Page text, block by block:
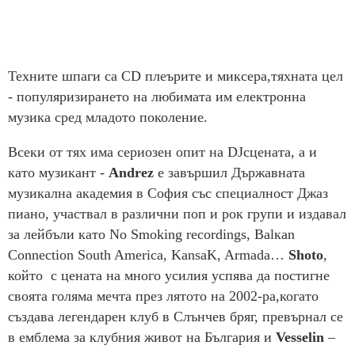
Техните шпаги са CD плеърите и миксера,тяхната цел
- популяризирането на любимата им електронна
музика сред младото поколение.
Всеки от тях има сериозен опит на DJсцената, а и
като музикант - Andrez е завършил Държавната
музикална академия в София със специалност Джаз
пиано, участвал в различни поп и рок групи и издавал
за лейбъли като No Smoking recordings, Balкan
Connection South America, KansaK, Armada… Shoto,
който с цената на много усилия успява да постигне
своята голяма мечта през лятото на 2002-ра,когато
създава легендарен клуб в Слънчев бряг, превърнал се
в емблема за клубния живот на България и Vesselin –